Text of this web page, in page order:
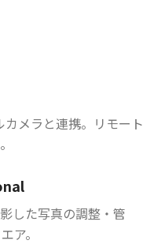
メラと連携。リモート
した写真の調整・管
ア。